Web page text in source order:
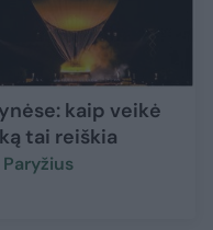
kaip veikė
tai reiškia